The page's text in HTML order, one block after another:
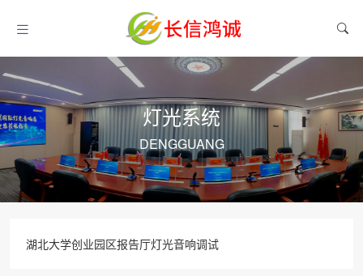
灯光系统
DENGGUANG
湖北大学创业园区报告厅灯光音响调试